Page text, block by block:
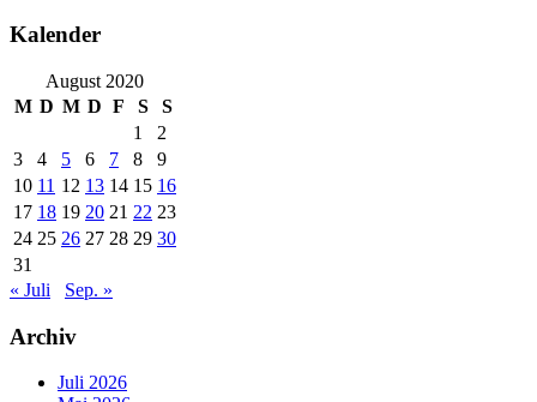
Kalender
August 2020
M D M D F S
S
1
2
3
4 5 6 7 8
9
10 11 12 13 14 15 16
17 18 19 20 21 22 23
24 25 26 27 28 29 30
31
« Juli
Sep. »
Archiv
Juli 2026